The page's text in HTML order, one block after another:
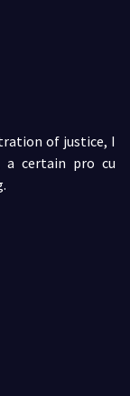
of justice, I
a certain pro cu